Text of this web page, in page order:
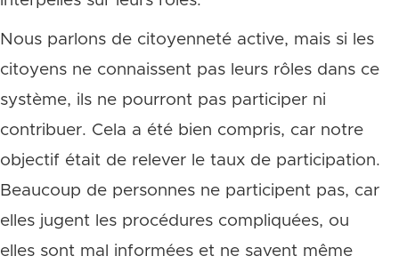
Nous parlons de citoyenneté active, mais si les
citoyens ne connaissent pas leurs rôles dans ce
système, ils ne pourront pas participer ni
contribuer. Cela a été bien compris, car notre
objectif était de relever le taux de participation.
Beaucoup de personnes ne participent pas, car
elles jugent les procédures compliquées, ou
elles sont mal informées et ne savent même